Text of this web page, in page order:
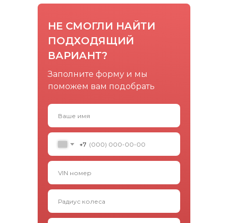
НЕ СМОГЛИ НАЙТИ
ПОДХОДЯЩИЙ
ВАРИАНТ?
Заполните форму и мы
поможем вам подобрать
+7